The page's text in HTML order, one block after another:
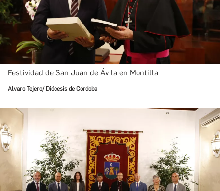
Festividad de San Juan de Ávila en Montilla
Alvaro Tejero/ Diócesis de Córdoba